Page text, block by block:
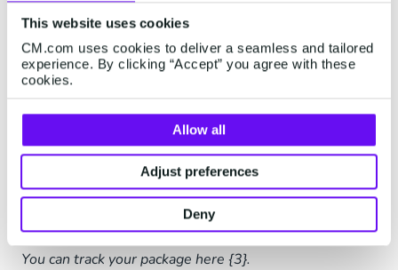
This website uses cookies
CM.com uses cookies to deliver a seamless and tailored
experience. By clicking “Accept” you agree with these
cookies.
Allow all
Adjust preferences
Deny
gotten distracted but you can easily check out via the
following link {3}.
主动发送带有物流追踪的订单状态更新，可以减少客户
的顾虑和不必要的售后咨询。
Hi {1}. Your order with number {2} is on its way to you.
You can track your package here {3}.